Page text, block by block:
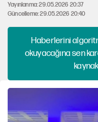
Yayınlanma: 29.05.2026 20:37
Güncelleme: 29.05.2026 20:40
Haberlerini
okuyacağına sen